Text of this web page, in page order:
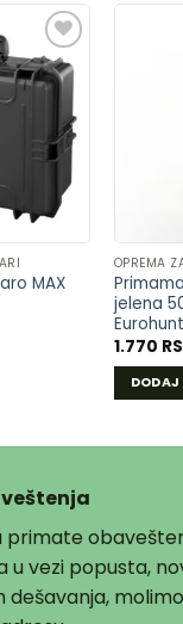
LISTU
MAX
OPREMA
jelena
Eurohunt
1.770
DODAJ
primate
u vezi popusta,
dešavanja,